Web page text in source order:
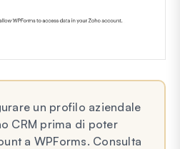
un profilo aziendale
CRM prima di poter
a WPForms. Consulta